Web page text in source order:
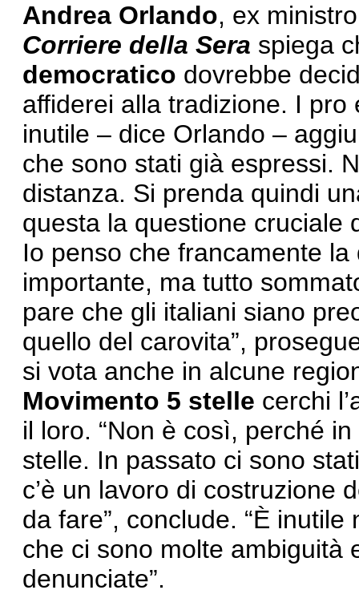
Andrea Orlando, ex
Corriere della Sera spiega
democratico dovrebbe
affiderei alla tradizione. I
inutile – dice Orlando –
che sono stati già espressi.
distanza. Si prenda quindi
questa la questione cruciale
Io penso che francamente
importante, ma tutto
pare che gli italiani siano
quello del carovita”,
si vota anche in alcune
Movimento 5 stelle cerchi
il loro. “Non è così, perché in
stelle. In passato ci sono
c’è un lavoro di costruzione
da fare”, conclude. “È
che ci sono molte ambiguità
denunciate”.